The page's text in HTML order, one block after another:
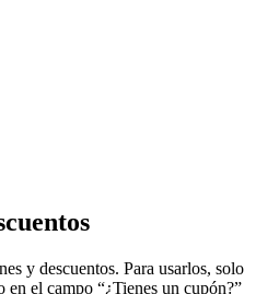
y descuentos. Para usarlos, solo
el campo “¿Tienes un cupón?”